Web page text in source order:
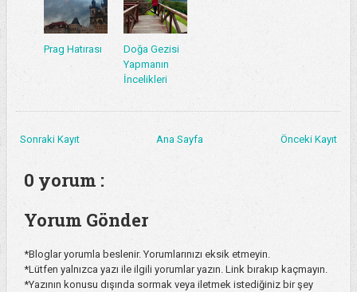
Prag Hatırası
Doğa Gezisi
Yapmanın
İncelikleri
Sonraki Kayıt Önceki Kayıt
Ana Sayfa
0 yorum :
Yorum Gönder
*Bloglar yorumla beslenir. Yorumlarınızı eksik etmeyin.
*Lütfen yalnızca yazı ile ilgili yorumlar yazın. Link bırakıp kaçmayın.
*Yazının konusu dışında sormak veya iletmek istediğiniz bir şey